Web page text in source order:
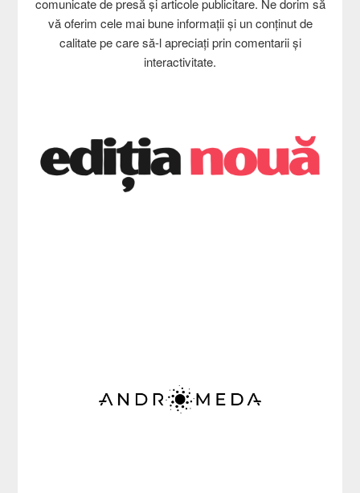
comunicate de presă și articole publicitare. Ne dorim să
vă oferim cele mai bune informații și un conținut de
calitate pe care să-l apreciați prin comentarii și
interactivitate.